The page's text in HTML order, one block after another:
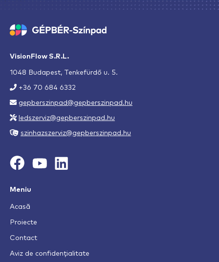
VisionFlow S.R.L.
1048 Budapest, Tenkefürdő u. 5.
+36 70 684 6332
gepberszinpad@gepberszinpad.hu
ledszerviz@gepberszinpad.hu
szinhazszerviz@gepberszinpad.hu
Meniu
Acasă
Proiecte
Contact
Aviz de confidențialitate